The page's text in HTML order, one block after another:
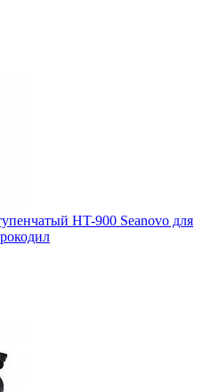
HT-900 Seanovo для